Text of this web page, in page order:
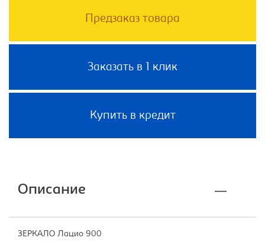
Предзаказ товара
Заказать в 1 клик
Купить в кредит
Описание
ЗЕРКАЛО Лацио 900